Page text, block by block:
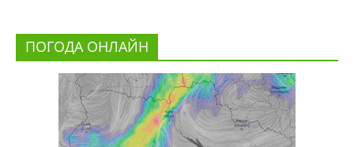
ПОГОДА ОНЛАЙН